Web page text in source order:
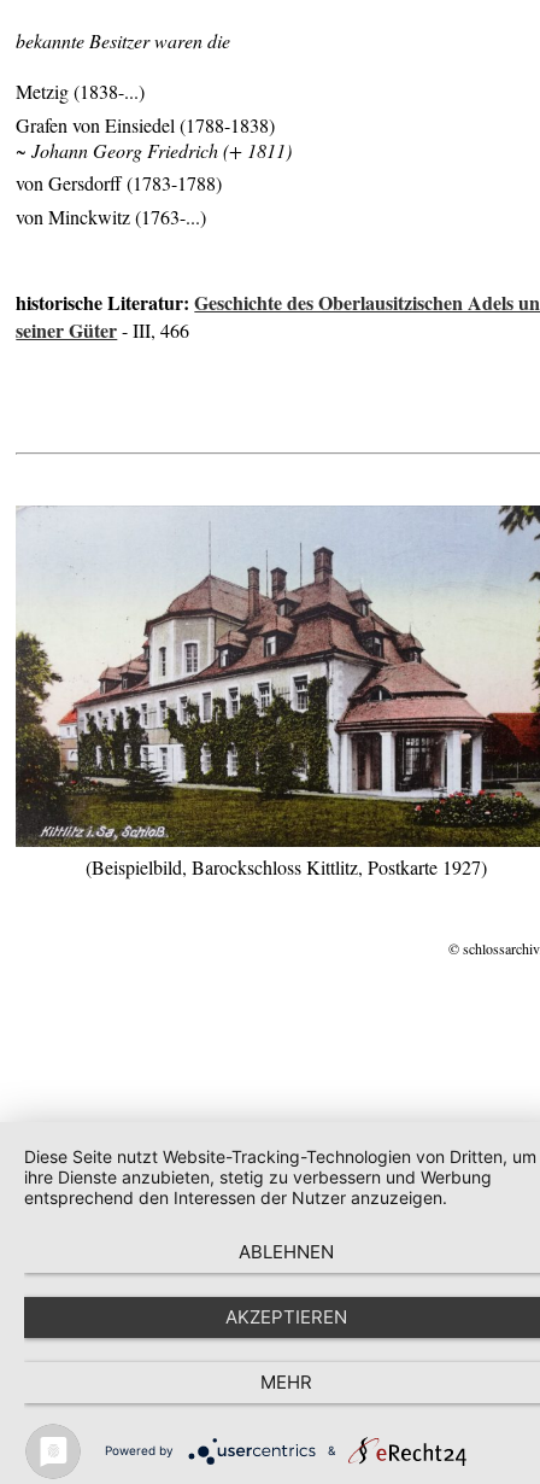
bekannte Besitzer waren die
Metzig (1838-...)
Grafen von Einsiedel (1788-1838)
~ Johann Georg Friedrich (+ 1811)
von Gersdorff (1783-1788)
von Minckwitz (1763-...)
historische Literatur:Geschichte des Oberlausitzischen Adels
seiner Güter- III, 466
(Beispielbild, Barockschloss Kittlitz, Postkarte 1927)
©
Diese Seite nutzt Website-Tracking-Technologien von Dritten, um
ihre Dienste anzubieten, stetig zu verbessern und Werbung
entsprechend den Interessen der Nutzer anzuzeigen.
ABLEHNEN
AKZEPTIEREN
MEHR
Powered by &